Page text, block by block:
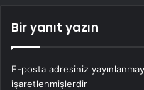
Bir yanıt yazın
E-posta adresiniz
işaretlenmişlerdir